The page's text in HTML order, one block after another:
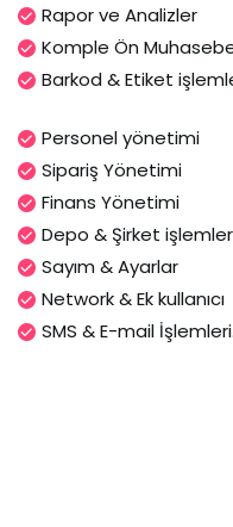
Rapor ve Analizler
Komple Ön
Barkod & Etiket
Personel yönetimi
Sipariş Yönetimi
Finans Yönetimi
Depo & Şirket
Sayım & Ayarlar
Network & Ek kullanıcı
SMS & E-mail